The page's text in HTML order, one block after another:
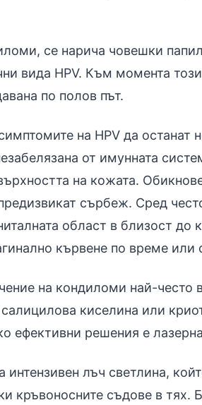
се нарича човешки
вида HPV. Към момента
по полов път.
на HPV да останат
от имунната
на кожата.
сърбеж. Сред
област в близост
кървене по време или
на кондиломи най-често
киселина или
ефективни решения е
интензивен лъч светлина,
кръвоносните съдове в тях.